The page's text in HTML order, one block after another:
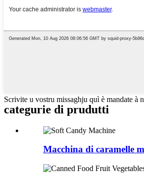
Scrivite u vostru missaghju quì è mandate à
categurie di prudutti
Macchina di caramelle